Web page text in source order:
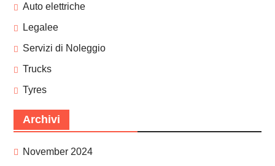
Auto elettriche
Legalee
Servizi di Noleggio
Trucks
Tyres
Archivi
November 2024